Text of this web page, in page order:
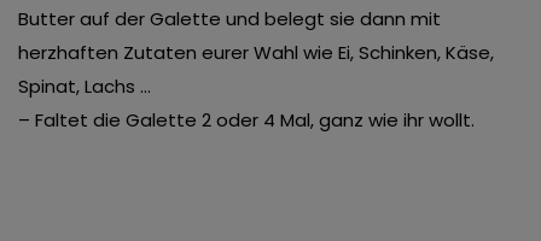
Butter auf der Galette und belegt sie dann mit
herzhaften Zutaten eurer Wahl wie Ei, Schinken, Käse,
Spinat, Lachs …
– Faltet die Galette 2 oder 4 Mal, ganz wie ihr wollt.